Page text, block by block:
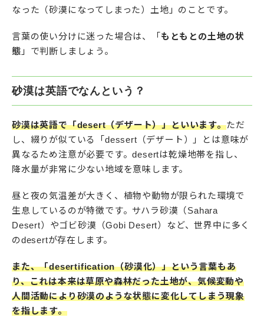
なった（砂漠になってしまった）土地」のことです。
言葉の使い分けに迷った場合は、「 もともとの土地の状
態 」で判断しましょう。
砂漠は英語でなんという？
砂漠は英語で「desert（デザート）」といいます。ただ
し、綴りが似ている「dessert（デザート）」とは意味が
異なるため注意が必要です。desertは乾燥地帯を指し、
降水量が非常に少ない地域を意味します。
昼と夜の気温差が大きく、植物や動物が限られた環境で
生息しているのが特徴です。サハラ砂漠（Sahara
Desert）やゴビ砂漠（Gobi Desert）など、世界中に多く
のdesertが存在します。
また、「desertification（砂漠化）」という言葉もあ
り、これは本来は草原や森林だった土地が、気候変動や
人間活動により砂漠のような状態に変化してしまう現象
を指します。